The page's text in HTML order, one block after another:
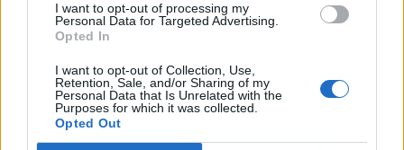
I want to opt-out of processing my
Personal Data for Targeted Advertising.
Opted In
I want to opt-out of Collection, Use,
Retention, Sale, and/or Sharing of my
Personal Data that Is Unrelated with the
Purposes for which it was collected.
Opted Out